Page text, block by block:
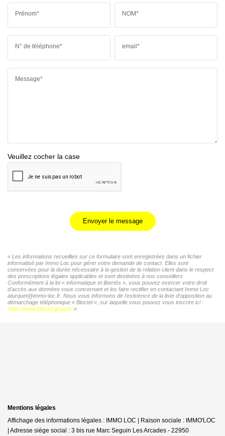
Prénom* NOM*
N° de téléphone* email*
Message*
Veuillez cocher la case
Envoyer le message
« Les informations recueillies sur ce formulaire sont enregistrées dans un fichier
informatisé par Immo Loc pour gérer votre demande de contact. Elles sont
conservées pour la durée nécessaire à la gestion de la relation client dans le respect
des prescriptions légales applicables et sont destinées à nos conseillers
Conformément à la loi « informatique et libertés », vous pouvez exercer votre droit
d'accès aux données vous concernant et les faire rectifier en contactant Immo Loc
aturquet@immo-loc.fr. Nous vous informons de l'existence de la liste d'opposition au
démarchage téléphonique « Bloctel », sur laquelle vous pouvez vous inscrire ici :
https://www.bloctel.gouv.fr/»
Mentions légales
Affichage des informations légales : IMMO LOC | Raison sociale : IMMO'LOC
| Adresse siège social : 3 bis rue Marc Seguin Les Arcades - 22950